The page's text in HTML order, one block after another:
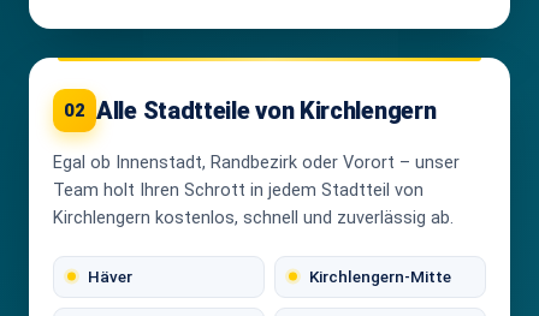
02 Alle Stadtteile von Kirchlengern
Egal ob Innenstadt, Randbezirk oder Vorort – unser
Team holt Ihren Schrott in jedem Stadtteil von
Kirchlengern kostenlos, schnell und zuverlässig ab.
Häver Kirchlengern-Mitte